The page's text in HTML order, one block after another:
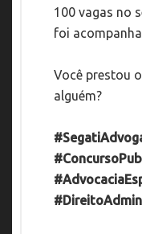
100 vagas no
foi
Você prestou
alguém?